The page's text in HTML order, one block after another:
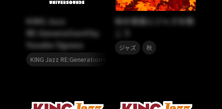
KING Jazz
RE:Generation4 by
Yusuke Ogawa
KING Jazz RE:Generation4
秋の夜長にジャズを聴
ジャズ 秋